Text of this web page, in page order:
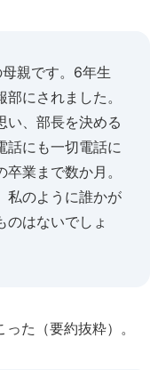
親です。6年生
にされました。
い、部長を決める
話にも一切電話に
業まで数か月。
私のように誰かが
のはないでしょ
た（要約抜粋）。